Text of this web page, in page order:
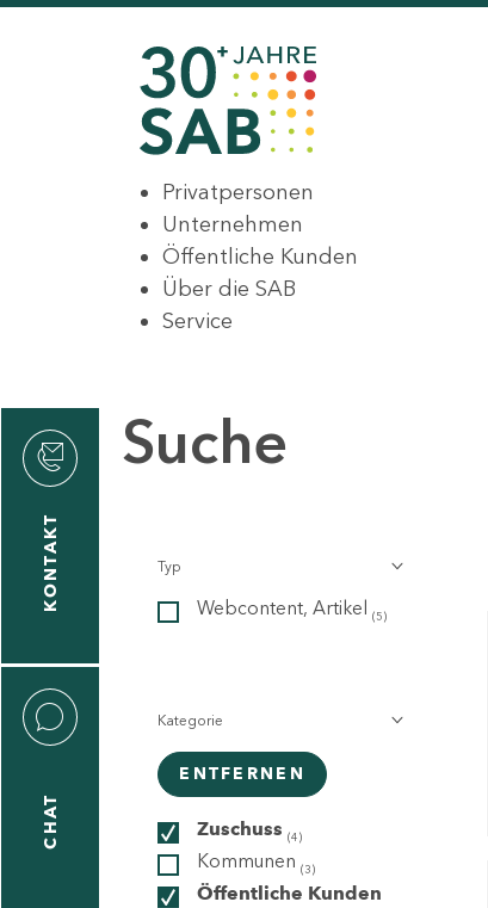
Privatpersonen
Unternehmen
Öffentliche Kunden
Über die SAB
Service
KONTAKT
CHAT
Suche
Typ
Webcontent, Artikel (5)
Kategorie
ENTFERNEN
Zuschuss (4)
Kommunen (3)
Öffentliche Kunden